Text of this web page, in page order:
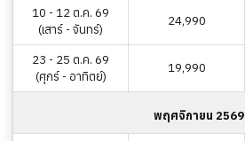
10 - 12 ต.ค. 69
(เสาร์ - จันทร์)
24,990
23 - 25 ต.ค. 69
(ศุกร์ - อาทิตย์)
19,990
พฤศจิกายน 2569